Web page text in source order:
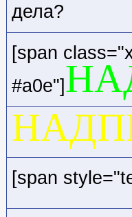
дела?
[span
#a0e"]
[span